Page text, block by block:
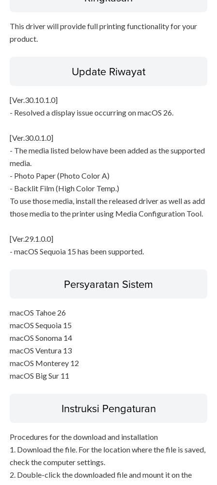
This driver will provide full printing functionality for your
product.
Update Riwayat
[Ver.30.10.1.0]
- Resolved a display issue occurring on macOS 26.
[Ver.30.0.1.0]
- The media listed below have been added as the supported
media.
- Photo Paper (Photo Color A)
- Backlit Film (High Color Temp.)
To use those media, install the released driver as well as add
those media to the printer using Media Configuration Tool.
[Ver.29.1.0.0]
- macOS Sequoia 15 has been supported.
Persyaratan Sistem
macOS Tahoe 26
macOS Sequoia 15
macOS Sonoma 14
macOS Ventura 13
macOS Monterey 12
macOS Big Sur 11
Instruksi Pengaturan
Procedures for the download and installation
1. Download the file. For the location where the file is saved,
check the computer settings.
2. Double-click the downloaded file and mount it on the